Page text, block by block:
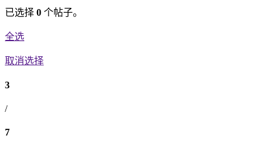
已选择 0 个帖子。
全选
取消选择
3
/
7